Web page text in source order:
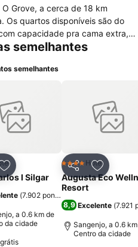
Grove, a cerca de 18 km
Os quartos disponíveis são do
capacidade pra cama extra,
por satélite, ar
instalações adequadas para
pode ser realizado entre as
ser realizado entre as 08h00 e
sendo este público e
semelhantes
semelhantes
Adicionar aos favoritos
I Silgar
(7.902 pontuações
a 0.6 km de
da cidade
Partilhar
4 EstrelasHotel
Augusta Eco
Resort
8,9 Excelente (7.921
Sangenjo, a 0.6
Centro da cidade